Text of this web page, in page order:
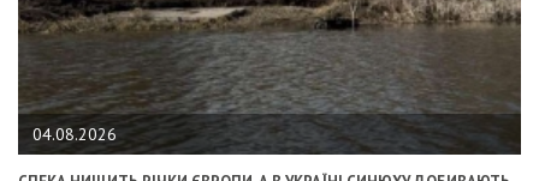
04.08.2026